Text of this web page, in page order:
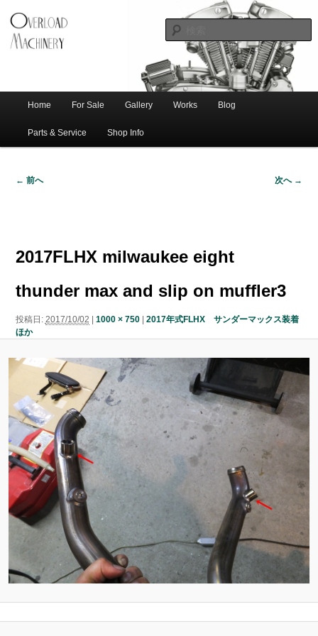
新潟のハー
レー中古車
バーロード
ショベル・アイアンスポーツ・エボビッグツイン＆スポーツスターなどを取
り扱う中古ハーレー専門店。整備・修理・カスタムまで一貫対応します。
ン
メ
イ
ン
ン
テ
ン
ツ
へ
移
動
サ
ブ
コ
テ
ン
ツ
へ
移
動
Home For Sale Gallery Works Blog
Parts & Service Shop Info
ゲ
シ
ョ
ン
← 前へ 次へ →
2017FLHX milwaukee eight
thunder max and slip on muffler3
投稿日: 2017/10/02 1000 × 750| 2017年式FLHX サンダーマックス装着
ほか